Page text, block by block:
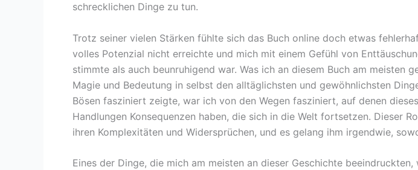
schrecklichen Dinge zu tun.
Trotz seiner vielen Stärken fühlte sich das Buch online doch etwas
volles Potenzial nicht erreichte und mich mit einem Gefühl von
stimmte als auch beunruhigend war. Was ich an diesem Buch am meisten
Magie und Bedeutung in selbst den alltäglichsten und gewöhnlichsten
Bösen fasziniert zeigte, war ich von den Wegen fasziniert, auf denen
Handlungen Konsequenzen haben, die sich in die Welt fortsetzen. Dieser
ihren Komplexitäten und Widersprüchen, und es gelang ihm irgendwie,
Eines der Dinge, die mich am meisten an dieser Geschichte